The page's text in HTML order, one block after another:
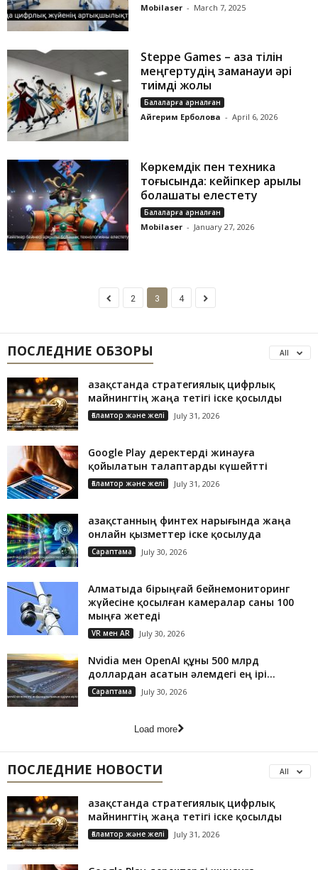
Mobilaser - March 7, 2025
Steppe Games – қазақ тілін
меңгертудің заманауи әрі
тиімді жолы
Балаларға арналған
Айгерим Ерболова - April 6, 2026
Көркемдік пен техника
тоғысында: кейіпкер арқылы
болашақты елестету
Балаларға арналған
Mobilaser - January 27, 2026
2 3 4
ПОСЛЕДНИЕ ОБЗОРЫ All
Қазақстанда стратегиялық цифрлық
майнингтің жаңа тетігі іске қосылды
Ғаламтор және желі July 31, 2026
Google Play деректерді жинауға
қойылатын талаптарды күшейтті
Ғаламтор және желі July 31, 2026
Қазақстанның финтех нарығында жаңа
онлайн қызметтер іске қосылуда
Сараптама July 30, 2026
Алматыда бірыңғай бейнемониторинг
жүйесіне қосылған камералар саны 100
мыңға жетеді
VR мен AR July 30, 2026
Nvidia мен OpenAI құны 500 млрд
доллардан асатын әлемдегі ең ірі...
Сараптама July 30, 2026
Load more
ПОСЛЕДНИЕ НОВОСТИ All
Қазақстанда стратегиялық цифрлық
майнингтің жаңа тетігі іске қосылды
Ғаламтор және желі July 31, 2026